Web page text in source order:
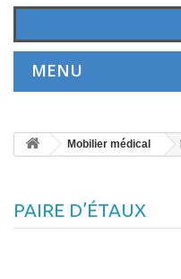
MENU
Mobilier médical
PAIRE D’ÉTAUX